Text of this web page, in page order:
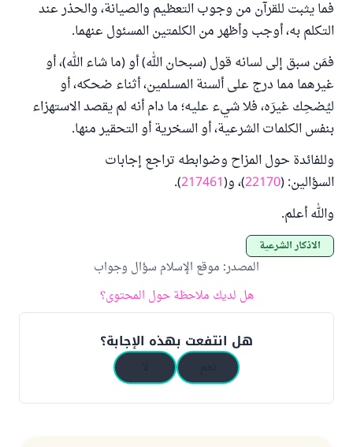
فما يثبت للقرآن من وجوب التعظيم والصيانة، والحذر عند
التكلم به، أوجب وأظهر من الكلمتين المسئول عنهما.
فمَن سبق إلى لسانه قول (سبحان الله) أو (ما شاء الله)، أو
غيرهما مما درج على ألسنة المسلمين، أثناء ضحكه، أو
ليُضحِك غيرَه، فلا شيء عليه؛ ما دام أنه لم يقصد الاستهزاء
بنفس الكلمات الشرعية، أو السخرية أو التحقير منها.
وللفائدة حول المزاح وضوابطه تراجع إجابات
السؤالين: (22170)، و(217461
).
والله أعلم.
الأذكار الشرعية
المصدر: موقع الإسلام سؤال وجواب
هل لديك ملاحظة حول المحتوى؟
هل انتفعت بهذه الإجابة؟